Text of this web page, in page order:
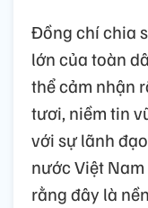
Đồng chí chia
lớn của toàn
thể cảm nhận
tươi, niềm tin
với sự lãnh
nước Việt
rằng đây là